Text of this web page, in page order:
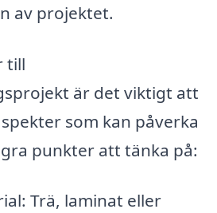
av projektet.
till
är det viktigt att
som kan påverka
punkter att tänka på:
Trä, laminat eller